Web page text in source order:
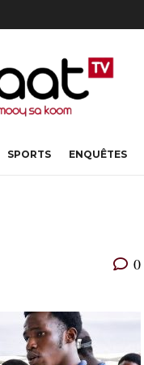
SPORTS ENQUÊTES
0